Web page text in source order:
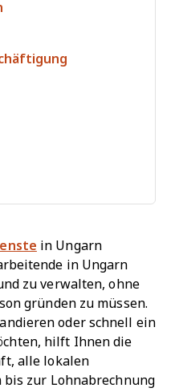
in Ungarn
in Ungarn
zu verwalten, ohne
gründen zu müssen.
oder schnell ein
hilft Ihnen die
alle lokalen
zur Lohnabrechnung